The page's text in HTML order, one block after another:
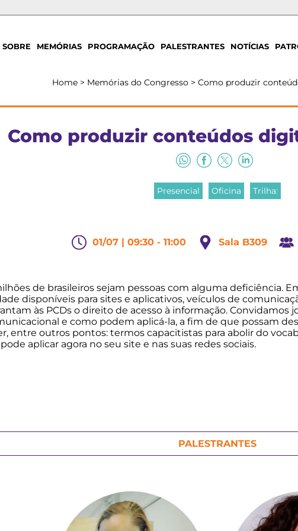
SOBRE MEMÓRIAS PROGRAMAÇÃO PALESTRANTES NOTÍCIAS
Home > Memórias do Congresso > Como produzir
Como produzir conteúdos
Presencial Oficina Trilha:
01/07 | 09:30 - 11:00 Sala B309
de brasileiros sejam pessoas com alguma deficiência.
disponíveis para sites e aplicativos, veículos de
às PCDs o direito de acesso à informação.
e como podem aplicá-la, a fim de que possam
entre outros pontos: termos capacitistas para abolir do
aplicar agora no seu site e nas suas redes sociais.
PALESTRANTES